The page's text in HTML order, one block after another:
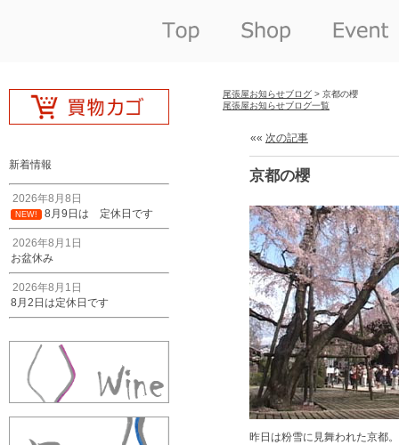
新着情報
2026年8月8日
NEW! 8月9日は 定休日です
2026年8月1日
お盆休み
2026年8月1日
8月2日は定休日です
尾張屋お知らせブログ > 京都の櫻
尾張屋お知らせブログ一覧
«« 次の記事
京都の櫻
昨日は粉雪に見舞われた京都